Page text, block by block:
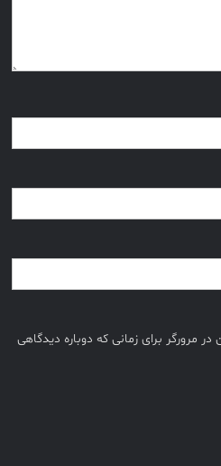
مرورگر برای زمانی که دوباره دیدگاهی